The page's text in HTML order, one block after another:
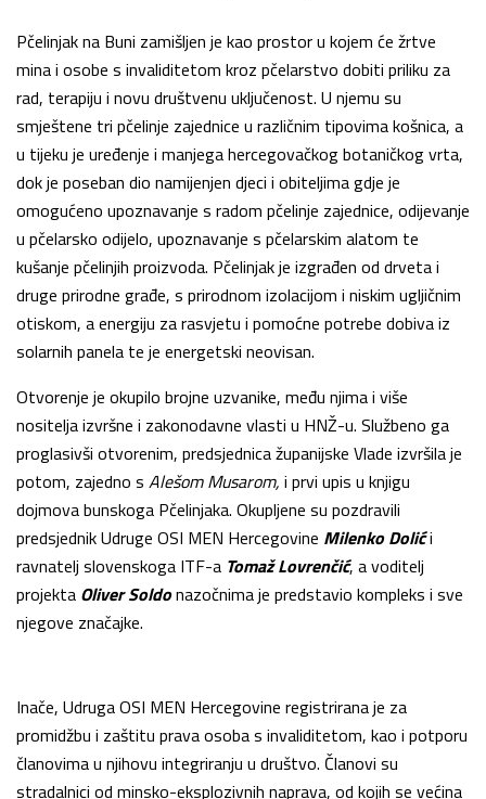
Pčelinjak na Buni zamišljen je kao prostor u kojem će žrtve
mina i osobe s invaliditetom kroz pčelarstvo dobiti priliku za
rad, terapiju i novu društvenu uključenost. U njemu su
smještene tri pčelinje zajednice u različnim tipovima košnica, a
u tijeku je uređenje i manjega hercegovačkog botaničkog vrta,
dok je poseban dio namijenjen djeci i obiteljima gdje je
omogućeno upoznavanje s radom pčelinje zajednice, odijevanje
u pčelarsko odijelo, upoznavanje s pčelarskim alatom te
kušanje pčelinjih proizvoda. Pčelinjak je izgrađen od drveta i
druge prirodne građe, s prirodnom izolacijom i niskim ugljičnim
otiskom, a energiju za rasvjetu i pomoćne potrebe dobiva iz
solarnih panela te je energetski neovisan.
Otvorenje je okupilo brojne uzvanike, među njima i više
nositelja izvršne i zakonodavne vlasti u HNŽ-u. Službeno ga
proglasivši otvorenim, predsjednica županijske Vlade izvršila je
potom, zajedno s Alešom Musarom, i prvi upis u knjigu
dojmova bunskoga Pčelinjaka. Okupljene su pozdravili
predsjednik Udruge OSI MEN Hercegovine Milenko Dolići
ravnatelj slovenskoga ITF-a Tomaž Lovrenčić, a voditelj
projekta Oliver Soldonazočnima je predstavio kompleks i sve
njegove značajke.
Inače, Udruga OSI MEN Hercegovine registrirana je za
promidžbu i zaštitu prava osoba s invaliditetom, kao i potporu
članovima u njihovu integriranju u društvo. Članovi su
stradalnici od minsko-eksplozivnih naprava, od kojih se većina